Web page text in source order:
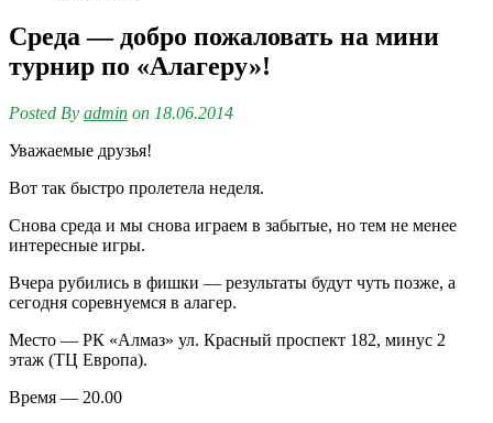
Среда — добро пожаловать на мини
турнир по «Алагеру»!
Posted By admin on 18.06.2014
Уважаемые друзья!
Вот так быстро пролетела неделя.
Снова среда и мы снова играем в забытые, но тем не менее
интересные игры.
Вчера рубились в фишки — результаты будут чуть позже, а
сегодня соревнуемся в алагер.
Место — РК «Алмаз» ул. Красный проспект 182, минус 2
этаж (ТЦ Европа).
Время — 20.00